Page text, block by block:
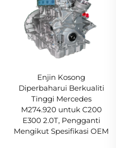
Enjin Kosong
Diperbaharui Berkualiti
Tinggi Mercedes
M274.920 untuk C200
E300 2.0T, Pengganti
Mengikut Spesifikasi OEM